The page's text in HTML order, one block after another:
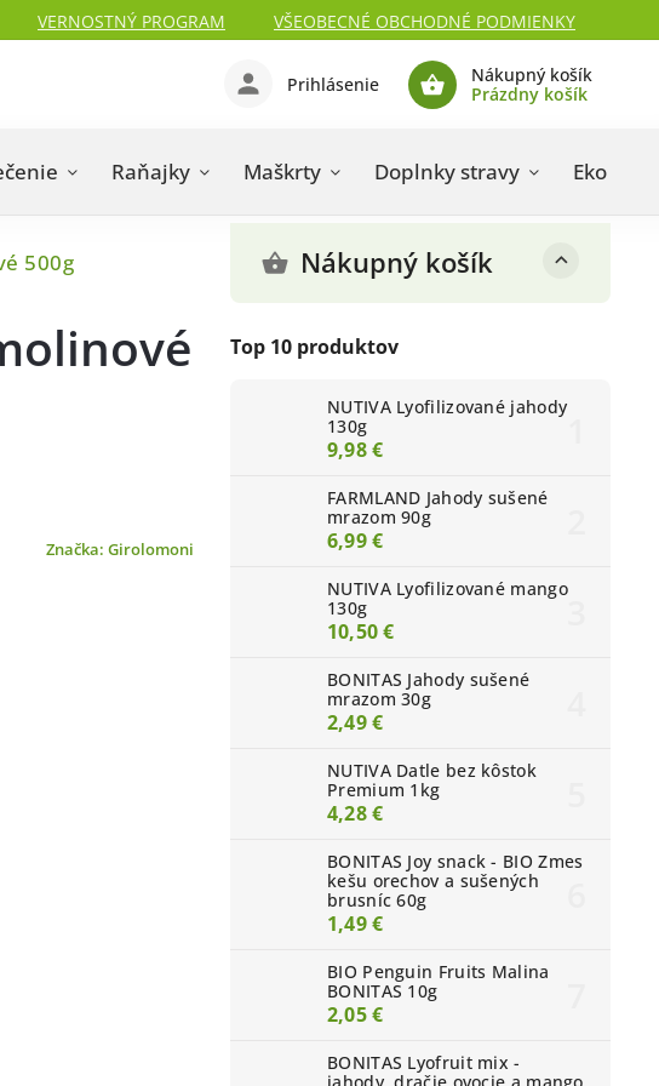
VERNOSTNÝ PROGRAM
VŠEOBECNÉ OBCHODNÉ PODMIENKY
Nákupný košík
Prázdny košík
Prihlásenie
Raňajky Maškrty Doplnky stravy Eko
500g Nákupný košík
Top 10 produktov
NUTIVA Lyofilizované jahody
130g
9,98 €
FARMLAND Jahody sušené
mrazom 90g
6,99 €
NUTIVA Lyofilizované mango
130g
10,50 €
BONITAS Jahody sušené
mrazom 30g
2,49 €
NUTIVA Datle bez kôstok
Premium 1kg
4,28 €
BONITAS Joy snack - BIO Zmes
kešu orechov a sušených
brusníc 60g
1,49 €
BIO Penguin Fruits Malina
BONITAS 10g
2,05 €
BONITAS Lyofruit mix -
Značka: Girolomoni